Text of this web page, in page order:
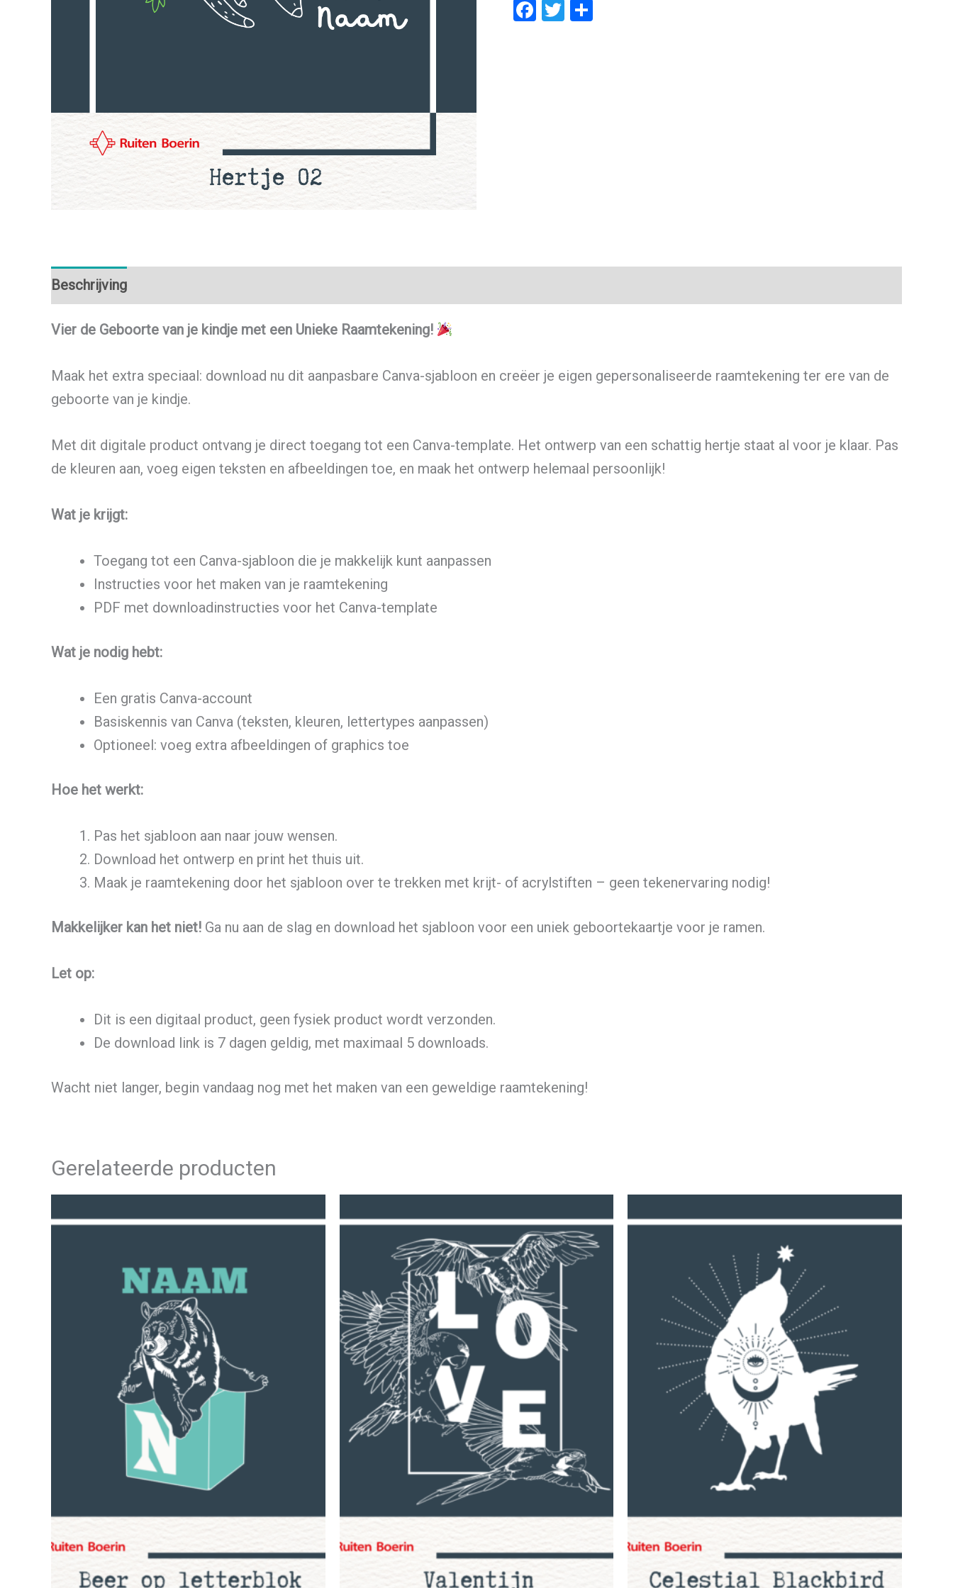
HERTJEFacebook
Twitter
Beschrijving
Vier de Geboorte van je kindje met een Unieke Raamtekening!
Maak het extra speciaal: download nu dit aanpasbare Canva-sjabloon en creëer je eigen gepersonaliseerde raamtekening ter ere van de
geboorte van je kindje.
Met dit digitale product ontvang je direct toegang tot een Canva-template. Het ontwerp van een schattig hertje staat al voor je klaar. Pas
de kleuren aan, voeg eigen teksten en afbeeldingen toe, en maak het ontwerp helemaal persoonlijk!
Wat je krijgt:
Toegang tot een Canva-sjabloon die je makkelijk kunt aanpassen
Instructies voor het maken van je raamtekening
PDF met downloadinstructies voor het Canva-template
Wat je nodig hebt:
Een gratis Canva-account
Basiskennis van Canva (teksten, kleuren, lettertypes aanpassen)
Optioneel: voeg extra afbeeldingen of graphics toe
Hoe het werkt:
Pas het sjabloon aan naar jouw wensen.
Download het ontwerp en print het thuis uit.
Maak je raamtekening door het sjabloon over te trekken met krijt- of acrylstiften – geen tekenervaring nodig!
Makkelijker kan het niet! Ga nu aan de slag en download het sjabloon voor een uniek geboortekaartje voor je ramen.
Let op:
Dit is een digitaal product, geen fysiek product wordt verzonden.
De download link is 7 dagen geldig, met maximaal 5 downloads.
Wacht niet langer, begin vandaag nog met het maken van een geweldige raamtekening!
Gerelateerde producten